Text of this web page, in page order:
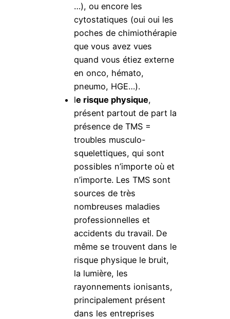
…), ou encore les
cytostatiques (oui oui les
poches de chimiothérapie
que vous avez vues
quand vous étiez externe
en onco, hémato,
pneumo, HGE…).
le risque physique,
présent partout de part la
présence de TMS =
troubles musculo-
squelettiques, qui sont
possibles n’importe où et
n’importe. Les TMS sont
sources de très
nombreuses maladies
professionnelles et
accidents du travail. De
même se trouvent dans le
risque physique le bruit,
la lumière, les
rayonnements ionisants,
principalement présent
dans les entreprises